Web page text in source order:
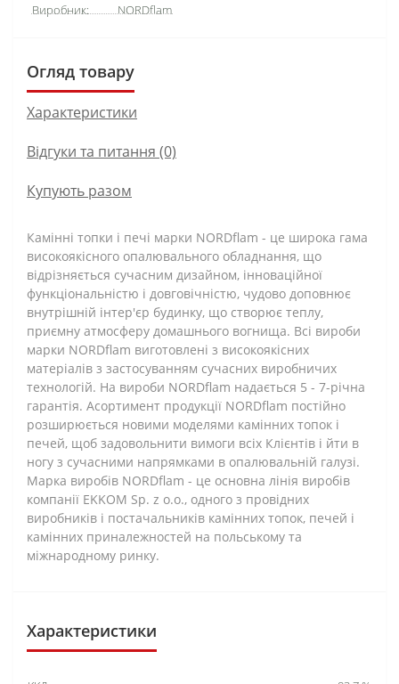
Виробник:
NORDflam
Огляд товару
Характеристики
Відгуки та питання (0)
Купують разом
Камінні топки і печі марки NORDflam - це широка гама
високоякісного опалювального обладнання, що
відрізняється сучасним дизайном, інноваційної
функціональністю і довговічністю, чудово доповнює
внутрішній інтер'єр будинку, що створює теплу,
приємну атмосферу домашнього вогнища. Всі вироби
марки NORDflam виготовлені з високоякісних
матеріалів з застосуванням сучасних виробничих
технологій. На вироби NORDflam надається 5 - 7-річна
гарантія. Асортимент продукції NORDflam постійно
розширюється новими моделями камінних топок і
печей, щоб задовольнити вимоги всіх Клієнтів і йти в
ногу з сучасними напрямками в опалювальній галузі.
Марка виробів NORDflam - це основна лінія виробів
компанії EKKOM Sp. z o.o., одного з провідних
виробників і постачальників камінних топок, печей і
камінних приналежностей на польському та
міжнародному ринку.
Характеристики